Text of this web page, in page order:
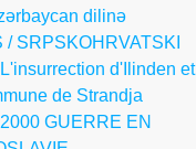
dilinə
/ SRPSKOHRVATSKI
d'Ilinden et
de Strandja
GUERRE EN